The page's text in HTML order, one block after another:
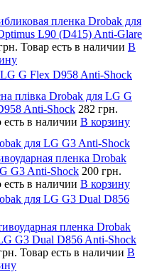
пленка Drobak для
L90 (D415) Anti-Glare
Товар есть в наличии В
G Flex D958 Anti-Shock
плівка Drobak для LG G
Anti-Shock 282 грн.
есть в наличии В корзину
для LG G3 Anti-Shock
пленка Drobak
G3 Anti-Shock 200 грн.
есть в наличии В корзину
для LG G3 Dual D856
пленка Drobak
G3 Dual D856 Anti-Shock
Товар есть в наличии В